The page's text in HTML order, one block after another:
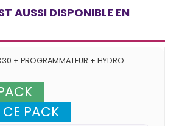
AUSSI DISPONIBLE EN
+ PROGRAMMATEUR + HYDRO
PACK